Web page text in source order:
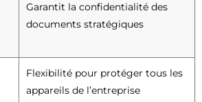
Garantit la confidentialité des
documents stratégiques
Flexibilité pour protéger tous les
appareils de l’entreprise